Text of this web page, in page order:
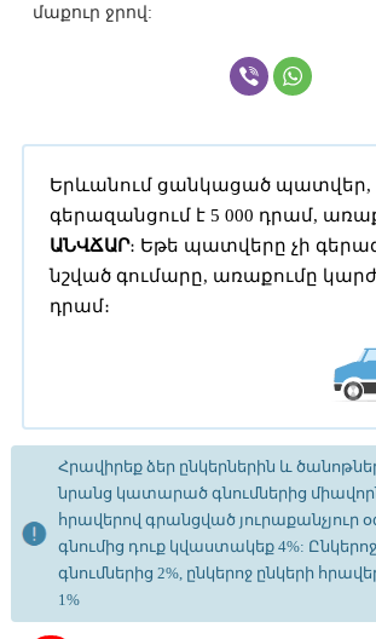
մաքուր ջրով:
Երևանում ցանկացած պատվեր,
գերազանցում է 5 000 դրամ,
ԱՆՎՃԱՐ։ Եթե պատվերը չի
նշված գումարը, առաքումը
դրամ։
Հրավիրեք ձեր ընկերներին և
նրանց կատարած գնումներից
հրավերով գրանցված յուրաքանչյուր
գնումից դուք կվաստակեք 4%:
գնումներից 2%, ընկերոջ ընկերի
1%